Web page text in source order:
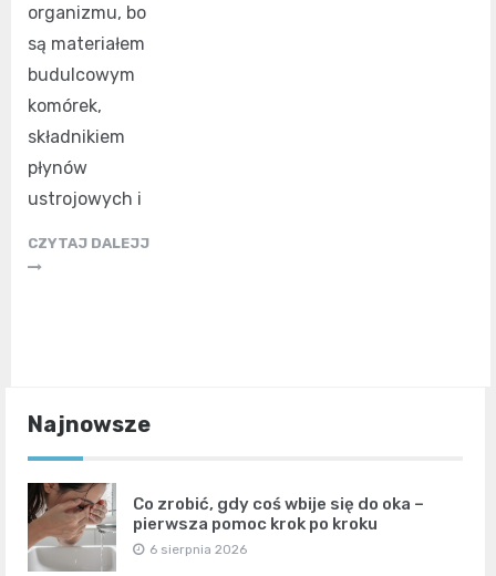
organizmu, bo
są materiałem
budulcowym
komórek,
składnikiem
płynów
ustrojowych i
CZYTAJ DALEJJ
Najnowsze
Co zrobić, gdy coś wbije się do oka –
pierwsza pomoc krok po kroku
6 sierpnia 2026